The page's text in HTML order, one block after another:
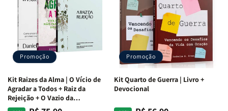
Promoção
Kit Raizes da Alma | O Vício de
Agradar a Todos + Raiz da
Rejeição + O Vazio da
Insatisfação.
Promoção
Kit Quarto de Guerra | Livro +
Devocional